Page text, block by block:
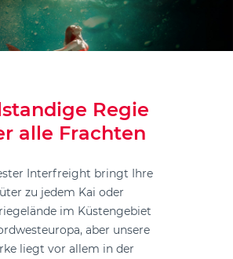
Regie
alle Frachten
Interfreight bringt Ihre
zu jedem Kai oder
im Küstengebiet
aber unsere
liegt vor allem in der